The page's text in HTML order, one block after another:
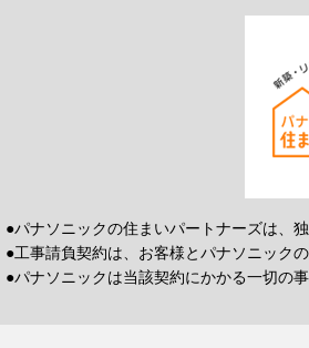
●パナソニックの住まいパートナーズは、
●工事請負契約は、お客様とパナソニック
●パナソニックは当該契約にかかる一切の